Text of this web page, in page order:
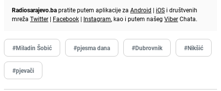
Radiosarajevo.bapratite putem aplikacije za Android | iOS i društvenih
mreža Twitter | Facebook | Instagram, kao i putem našeg ViberChata.
#Miladin Šobić #pjesma dana #Dubrovnik #Nikšić
#pjevači